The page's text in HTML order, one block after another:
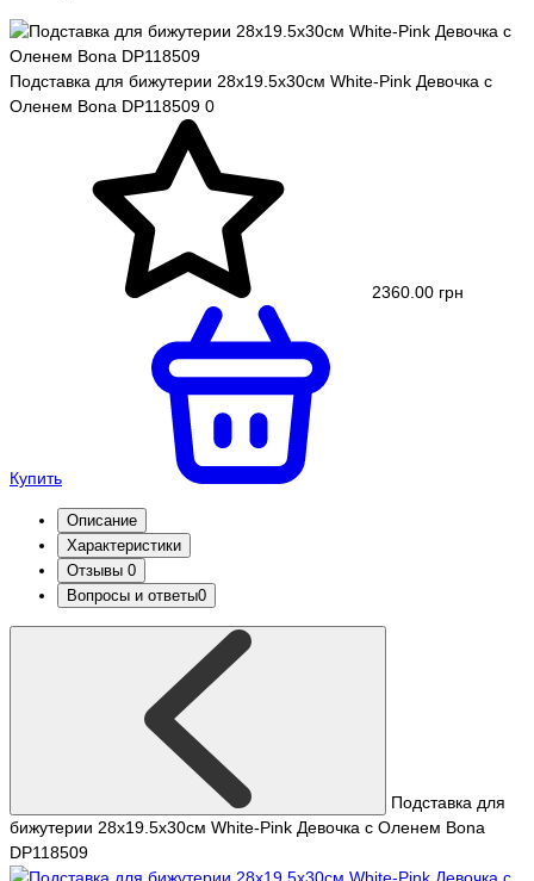
Подставка для бижутерии 28х19.5х30см White-Pink Девочка с
Оленем Bona DP118509 0
2360.00 грн
Купить
Описание
Характеристики
Отзывы 0
Вопросы и ответы0
Подставка для
бижутерии 28х19.5х30см White-Pink Девочка с Оленем Bona
DP118509